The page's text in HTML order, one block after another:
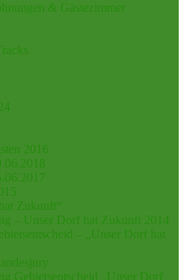
& Gästezimmer
2016
Zukunft“
– Unser Dorf hat Zukunft 2014
– „Unser Dorf hat
Gebietsentscheid „Unser Dorf